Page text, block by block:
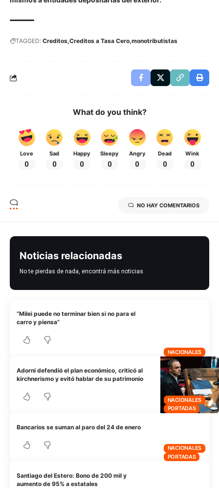
TAGGED: Creditos Creditos a Tasa Cero monotributistas
What do you think?
Love
0
Sad
0
Happy
0
Sleepy
0
Angry
0
Dead
0
Wink
0
NO HAY COMENTARIOS
Noticias relacionadas
No te pierdas de nada, encontrá más noticias
NACIONALES
“Milei puede no terminar bien si no para el
carro y piensa”
NACIONALES
PORTADAS
Adorni defendió el plan económico, criticó al
kirchnerismo y evitó hablar de su patrimonio
NACIONALES
PORTADAS
Bancarios se suman al paro del 24 de enero
Santiago del Estero: Bono de 200 mil y
aumento de 95% a estatales